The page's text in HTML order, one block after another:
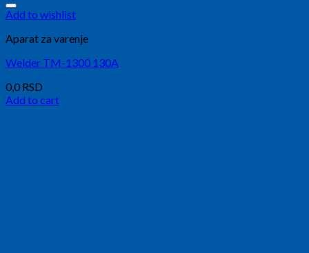
Add to wishlist
Aparat za varenje
Welder TM-1300 130A
0,0 RSD
Add to cart